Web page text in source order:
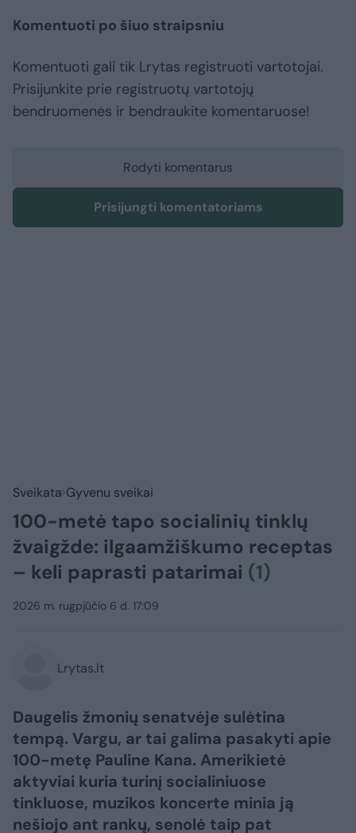
Komentuoti po šiuo straipsniu
Komentuoti gali tik Lrytas registruoti vartotojai.
Prisijunkite prie registruotų vartotojų
bendruomenės ir bendraukite komentaruose!
Rodyti komentarus
Prisijungti komentatoriams
Sveikata Gyvenu sveikai
100-metė tapo socialinių tinklų
žvaigžde: ilgaamžiškumo receptas
– keli paprasti patarimai (1)
2026 m. rugpjūčio 6 d. 17:09
Lrytas.lt
Daugelis žmonių senatvėje sulėtina
tempą. Vargu, ar tai galima pasakyti apie
100-metę Pauline Kana. Amerikietė
aktyviai kuria turinį socialiniuose
tinkluose, muzikos koncerte minia ją
nešiojo ant rankų, senolė taip pat